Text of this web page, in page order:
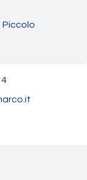
Piccolo